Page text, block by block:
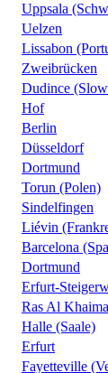
Uppsala
Uelzen
Lissabon
Zweibrücken
Dudince
Hof
Berlin
Düsseldorf
Dortmund
Torun (Polen)
Sindelfingen
Liévin
Barcelona
Dortmund
Erfurt-
Ras Al
Halle (Saale)
Erfurt
Fayetteville